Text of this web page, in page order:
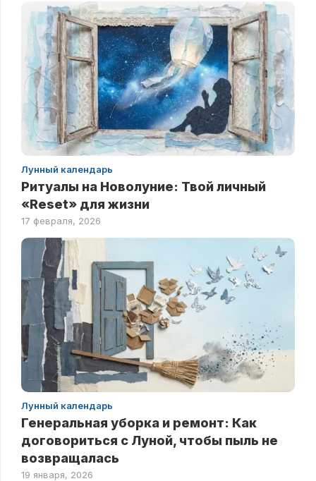
Лунный календарь
Ритуалы на Новолуние: Твой личный
«Reset» для жизни
17 февраля, 2026
Лунный календарь
Генеральная уборка и ремонт: Как
договориться с Луной, чтобы пыль не
возвращалась
19 января, 2026